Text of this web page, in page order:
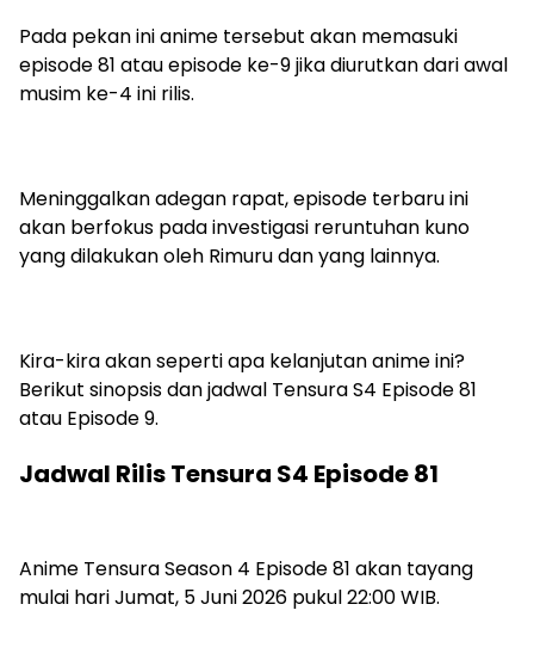
Pada pekan ini anime tersebut akan memasuki
episode 81 atau episode ke-9 jika diurutkan dari awal
musim ke-4 ini rilis.
Meninggalkan adegan rapat, episode terbaru ini
akan berfokus pada investigasi reruntuhan kuno
yang dilakukan oleh Rimuru dan yang lainnya.
Kira-kira akan seperti apa kelanjutan anime ini?
Berikut sinopsis dan jadwal Tensura S4 Episode 81
atau Episode 9.
Jadwal Rilis Tensura S4 Episode 81
Anime Tensura Season 4 Episode 81 akan tayang
mulai hari Jumat, 5 Juni 2026 pukul 22:00 WIB.